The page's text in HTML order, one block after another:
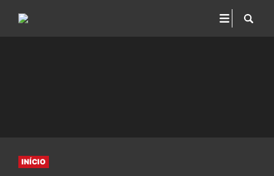
INÍCIO